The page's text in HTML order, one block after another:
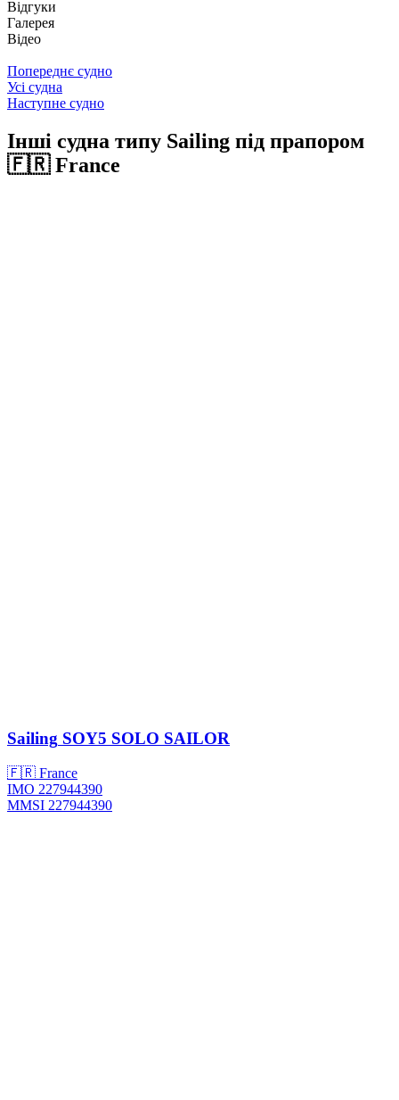
Відгуки
Галерея
Відео
Попереднє судно
Усі судна
Наступне судно
Інші судна типу Sailing під прапором
🇫🇷 France
Sailing SOY5 SOLO SAILOR
🇫🇷 France
IMO 227944390
MMSI 227944390